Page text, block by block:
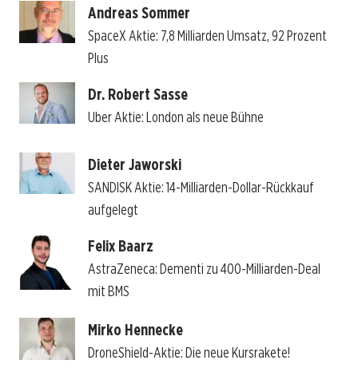
Andreas Sommer
SpaceX Aktie: 7,8 Milliarden Umsatz, 92 Prozent
Plus
Dr. Robert Sasse
Uber Aktie: London als neue Bühne
Dieter Jaworski
SANDISK Aktie: 14-Milliarden-Dollar-Rückkauf
aufgelegt
Felix Baarz
AstraZeneca: Dementi zu 400-Milliarden-Deal
mit BMS
Mirko Hennecke
DroneShield-Aktie: Die neue Kursrakete!